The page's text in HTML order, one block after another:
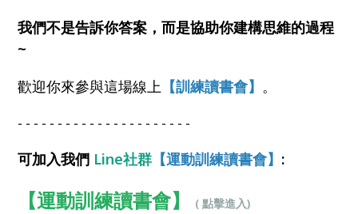
我們不是告訴你答案，而是協助你建構思維的過程
~
歡迎你來參與這場線上 【訓練讀書會】 。
- - - - - - - - - - - - - - - - - - - - - -
可加入我們 Line社群 【運動訓練讀書會】 :
【運動訓練讀書會】 (點擊進入)